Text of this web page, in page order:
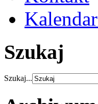
Szukaj
Szukaj...